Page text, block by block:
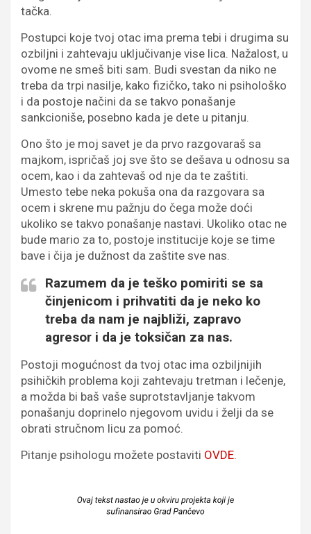
tačka.
Postupci koje tvoj otac ima prema tebi i drugima su
ozbiljni i zahtevaju uključivanje vise lica. Nažalost, u
ovome ne smeš biti sam. Budi svestan da niko ne
treba da trpi nasilje, kako fizičko, tako ni psihološko
i da postoje načini da se takvo ponašanje
sankcioniše, posebno kada je dete u pitanju.
Ono što je moj savet je da prvo razgovaraš sa
majkom, ispričaš joj sve što se dešava u odnosu sa
ocem, kao i da zahtevaš od nje da te zaštiti.
Umesto tebe neka pokuša ona da razgovara sa
ocem i skrene mu pažnju do čega može doći
ukoliko se takvo ponašanje nastavi. Ukoliko otac ne
bude mario za to, postoje institucije koje se time
bave i čija je dužnost da zaštite sve nas.
Razumem da je teško pomiriti se sa
činjenicom i prihvatiti da je neko ko
treba da nam je najbliži, zapravo
agresor i da je toksičan za nas.
Postoji mogućnost da tvoj otac ima ozbiljnijih
psihičkih problema koji zahtevaju tretman i lečenje,
a možda bi baš vaše suprotstavljanje takvom
ponašanju doprinelo njegovom uvidu i želji da se
obrati stručnom licu za pomoć.
Pitanje psihologu možete postaviti OVDE.